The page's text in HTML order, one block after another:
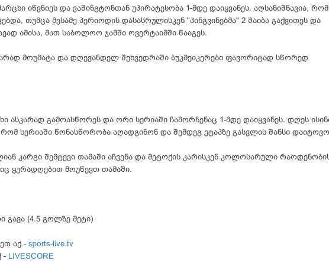
იწვნიეს და ვაშინგტონთან უპირატესობა 1-მდე დაიყვანეს. აღსანიშნავია, რომ
თუმცა მესამე პერიოდის დასასრულისკენ "პინგვინებმა" 2 შაიბა გაქვითეს და
ამისა, მათ საბოლოო ჯამში ოვერტაიმში წააგეს.
მოუმატა და დღევანდელ შეხვედრაში ბუკმეიკერები ფავორიტად სწორედ
ასკარად გამოასწორეს და ორი სერიაში ჩამორჩენაც 1-მდე დაიყვანეს. დღეს
რომ სერიაში წონასწორობა აღადგინონ და შემდეგ ეტაპზე გასვლის შანსი
კარგი შემტევი თამაში აჩვენა და მეტოქის კარისკენ კოლოსარული
ყურადღებით მოუწევთ თამაში.
(4.5 გოლზე მეტი)
აქ - sports-live.tv
- LIVESCORE